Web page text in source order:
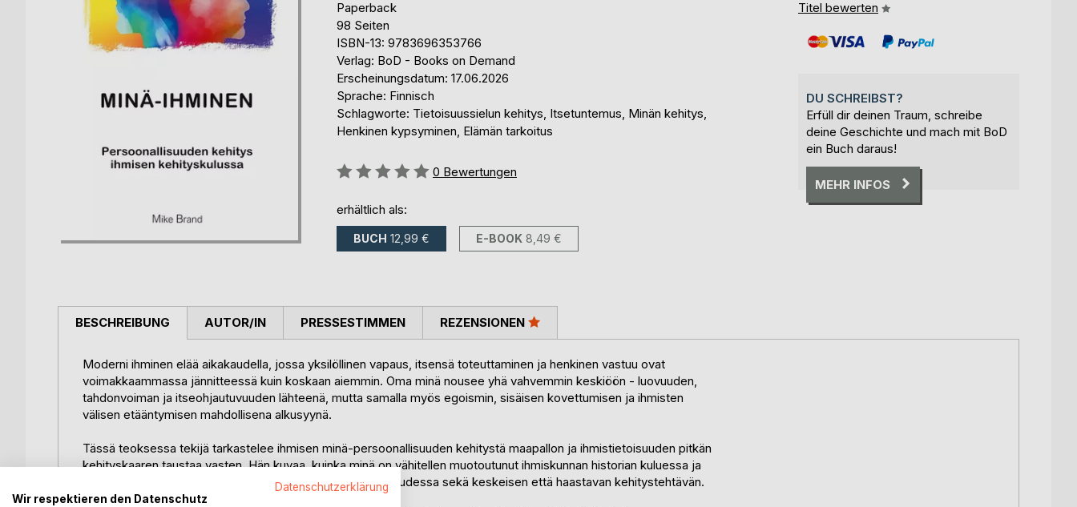
Paperback
98 Seiten
ISBN-13: 9783696353766
Verlag: BoD - Books on Demand
Erscheinungsdatum: 17.06.2026
Sprache: Finnisch
Schlagworte: Tietoisuussielun kehitys, Itsetuntemus, Minän kehitys,
Henkinen kypsyminen, Elämän tarkoitus
Bewertung::
0 Bewertungen
erhältlich als:
BUCH 12,99 € E-BOOK 8,49 €
Titel bewerten
DU SCHREIBST?
Erfüll dir deinen Traum, schreibe
deine Geschichte und mach mit BoD
ein Buch daraus!
MEHR INFOS
BESCHREIBUNG
Moderni ihminen elää aikakaudella, jossa yksilöllinen vapaus, itsensä toteuttaminen ja henkinen vastuu ovat
voimakkaammassa jännitteessä kuin koskaan aiemmin. Oma minä nousee yhä vahvemmin keskiöön - luovuuden,
tahdonvoiman ja itseohjautuvuuden lähteenä, mutta samalla myös egoismin, sisäisen kovettumisen ja ihmisten
välisen etääntymisen mahdollisena alkusyynä.
Tässä teoksessa tekijä tarkastelee ihmisen minä-persoonallisuuden kehitystä maapallon ja ihmistietoisuuden pitkän
kehityskaaren taustaa vasten. Hän kuvaa, kuinka minä on vähitellen muotoutunut ihmiskunnan historian kuluessa ja
miksi itsensä toteuttaminen muodostaa nykyisessä aikakaudessa sekä keskeisen että haastavan kehitystehtävän.
AUTOR/IN PRESSESTIMMEN REZENSIONEN
Datenschutzerklärung
Wir respektieren den Datenschutz